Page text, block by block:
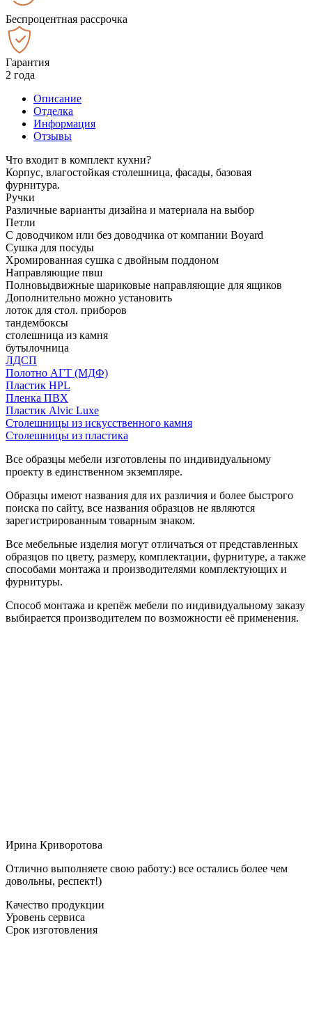
Беспроцентная рассрочка
Гарантия
2 года
Описание
Отделка
Информация
Отзывы
Что входит в комплект кухни?
Корпус, влагостойкая столешница, фасады, базовая
фурнитура.
Ручки
Различные варианты дизайна и материала на выбор
Петли
С доводчиком или без доводчика от компании Boyard
Сушка для посуды
Хромированная сушка с двойным поддоном
Направляющие пвш
Полновыдвижные шариковые направляющие для ящиков
Дополнительно можно установить
лоток для стол. приборов
тандембоксы
столешница из камня
бутылочница
ЛДСП
Полотно АГТ (МДФ)
Пластик HPL
Пленка ПВХ
Пластик Alvic Luxe
Столешницы из искусственного камня
Столешницы из пластика
Все образцы мебели изготовлены по индивидуальному
проекту в единственном экземпляре.
Образцы имеют названия для их различия и более быстрого
поиска по сайту, все названия образцов не являются
зарегистрированным товарным знаком.
Все мебельные изделия могут отличаться от представленных
образцов по цвету, размеру, комплектации, фурнитуре, а также
способами монтажа и производителями комплектующих и
фурнитуры.
Способ монтажа и крепёж мебели по индивидуальному заказу
выбирается производителем по возможности её применения.
Ирина Криворотова
Отлично выполняете свою работу:) все остались более чем
довольны, респект!)
Качество продукции
Уровень сервиса
Срок изготовления